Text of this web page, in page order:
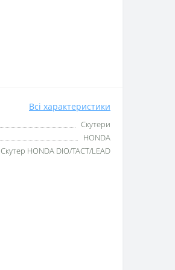
Всі характеристики
Скутери
HONDA
Скутер HONDA DIO/TACT/LEAD